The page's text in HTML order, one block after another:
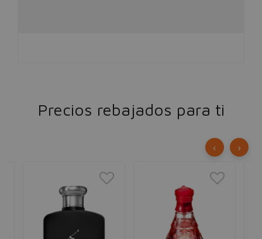
Precios rebajados para ti
‹ ›